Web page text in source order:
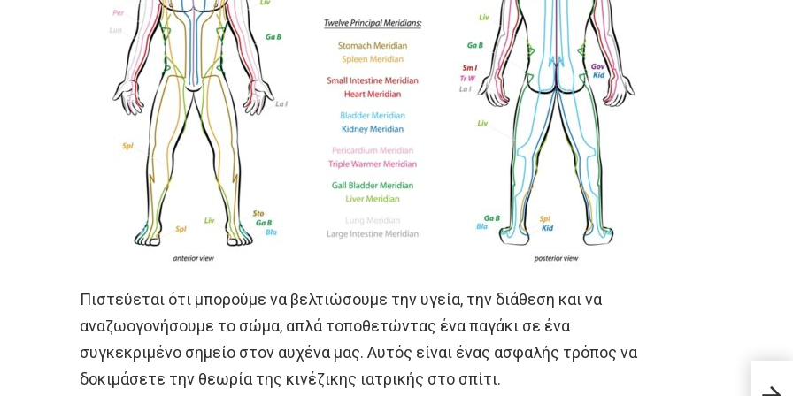
Πιστεύεται ότι μπορούμε να βελτιώσουμε την υγεία, την διάθεση και να
αναζωογονήσουμε το σώμα, απλά τοποθετώντας ένα παγάκι σε ένα
συγκεκριμένο σημείο στον αυχένα μας. Αυτός είναι ένας ασφαλής τρόπος να
δοκιμάσετε την θεωρία της κινέζικης ιατρικής στο σπίτι.